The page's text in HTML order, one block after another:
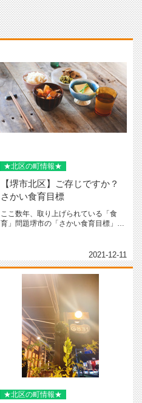
★北区の町情報★
【堺市北区】ご存じですか？
さかい食育目標
ここ数年、取り上げられている「食
育」問題堺市の「さかい食育目標」ご
2021-12-11
★北区の町情報★